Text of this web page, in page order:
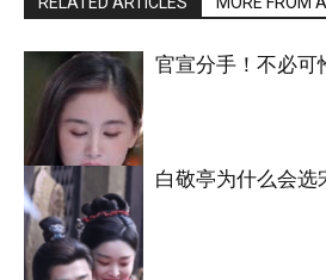
明星八卦
官宣分手！不必可
白敬亭为什么会选